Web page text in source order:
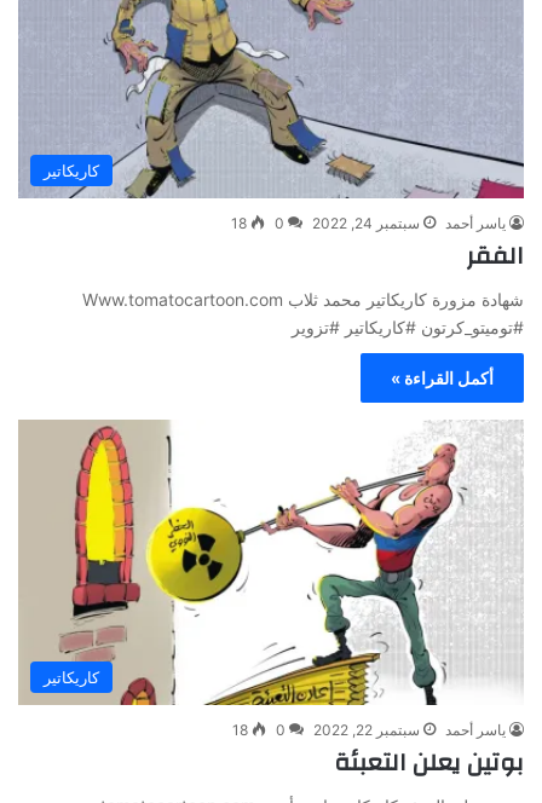
كاريكاتير
ياسر أحمد سبتمبر 24, 2022 0
18
الفقر
شهادة مزورة كاريكاتير محمد ثلاب Www.tomatocartoon.com
#توميتو_كرتون #كاريكاتير #تزوير
أكمل القراءة »
كاريكاتير
ياسر أحمد سبتمبر 22, 2022 0
18
بوتين يعلن التعبئة